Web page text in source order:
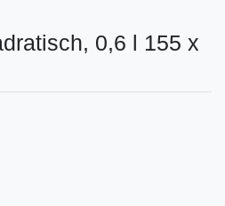
0,6 l 155 x